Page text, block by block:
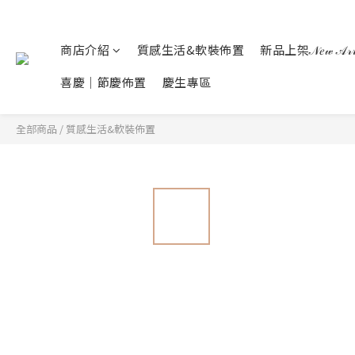
商店介紹 質感生活&軟裝佈置
新品上架𝒩𝑒𝓌
喜慶｜節慶佈置
慶生專區
全部商品 / 質感生活&軟裝佈置